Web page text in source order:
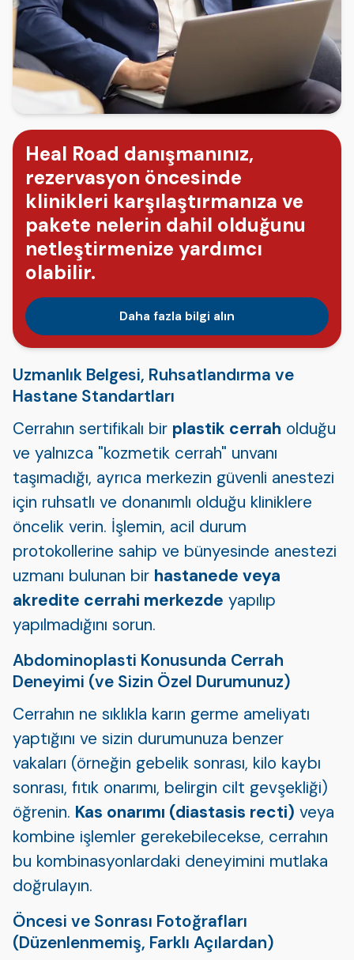
Heal Road danışmanınız,
rezervasyon öncesinde
klinikleri karşılaştırmanıza ve
pakete nelerin dahil olduğunu
netleştirmenize yardımcı
olabilir.
Daha fazla bilgi alın
Uzmanlık Belgesi, Ruhsatlandırma ve
Hastane Standartları
Cerrahın sertifikalı bir plastik cerrah olduğu
ve yalnızca "kozmetik cerrah" unvanı
taşımadığı, ayrıca merkezin güvenli anestezi
için ruhsatlı ve donanımlı olduğu kliniklere
öncelik verin. İşlemin, acil durum
protokollerine sahip ve bünyesinde anestezi
uzmanı bulunan bir hastanede veya
akredite cerrahi merkezde yapılıp
yapılmadığını sorun.
Abdominoplasti Konusunda Cerrah
Deneyimi (ve Sizin Özel Durumunuz)
Cerrahın ne sıklıkla karın germe ameliyatı
yaptığını ve sizin durumunuza benzer
vakaları (örneğin gebelik sonrası, kilo kaybı
sonrası, fıtık onarımı, belirgin cilt gevşekliği)
öğrenin. Kas onarımı (diastasis recti) veya
kombine işlemler gerekebilecekse, cerrahın
bu kombinasyonlardaki deneyimini mutlaka
doğrulayın.
Öncesi ve Sonrası Fotoğrafları
(Düzenlenmemiş, Farklı Açılardan)